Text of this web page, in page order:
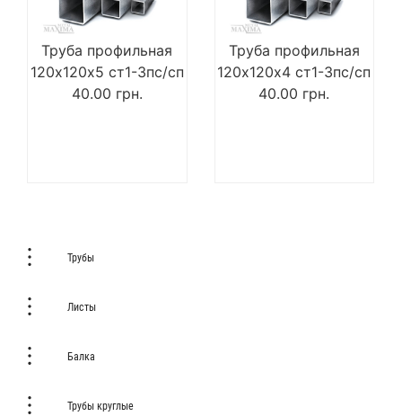
Труба профильная
120х120х5 ст1-3пс/сп
40.00 грн.
Труба профильная
120х120х4 ст1-3пс/сп
40.00 грн.
Трубы
Листы
Балка
Трубы круглые